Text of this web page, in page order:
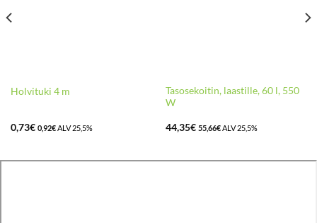
Holvituki 4 m
0,73€ 0,92€ALV 25,5%
Tasosekoitin, laastille, 60 l, 550
W
44,35€ 55,66€ALV 25,5%